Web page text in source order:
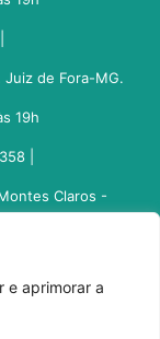
e aprimorar a
Juiz de Fora-MG.
19h
|
Claros -
MG. CEP